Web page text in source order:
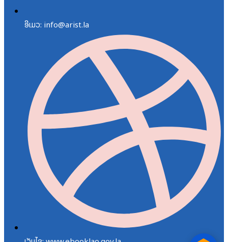
ອີເມວ: info@arist.la